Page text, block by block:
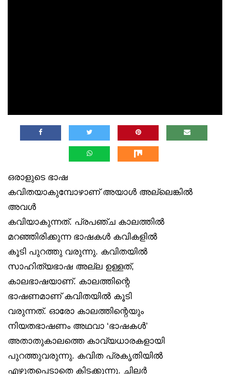
ഒരാളുടെ ഭാഷ
കവിതയാകുമ്പോഴാണ് അയാൾ അല്ലെങ്കിൽ
അവൾ
കവിയാകുന്നത്. പ്രപഞ്ച കാലത്തിൽ
മറഞ്ഞിരിക്കുന്ന ഭാഷകൾ കവികളിൽ
കൂടി പുറത്തു വരുന്നു. കവിതയിൽ
സാഹിത്യഭാഷ അല്ല ഉള്ളത്,
കാലഭാഷയാണ്. കാലത്തിന്റെ
ഭാഷണമാണ് കവിതയിൽ കൂടി
വരുന്നത്. ഓരോ കാലത്തിന്റെയും
നിയതഭാഷണം അഥവാ ‘ഭാഷകൾ’
അതാതുകാലത്തെ കാവ്യധാരകളായി
പുറത്തുവരുന്നു. കവിത പ്രകൃതിയിൽ
എഴുതപ്പെടാതെ കിടക്കുന്നു. ചിലർ